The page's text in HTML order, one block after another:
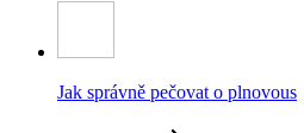
Jak správně pečovat o plnovous